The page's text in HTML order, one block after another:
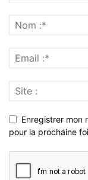
Enregistrer mon
pour la prochaine